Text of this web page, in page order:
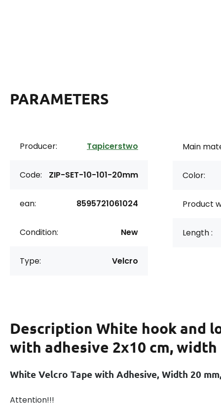
PARAMETERS
Producer: Tapicerstwo
Code: ZIP-SET-10-101-20mm
ean: 8595721061024
Condition: New
Type: Velcro
Main
Color:
Product
Length :
Description White hook and
with adhesive 2x10 cm, width
White Velcro Tape with Adhesive, Width 20
Attention!!!